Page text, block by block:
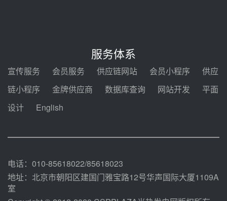
电机组灵活性改造项目三元液态盐
采购合同
迪尔化工预中标华能西安热工院
2026-2029年熔盐介质框架协议
100MW光热项目机组调试及性能
服务体系
宣传服务 会员服务 供应链网站 会员小程序
供应
链小程序
金牌供应商 数据库查询 网站开发
平面
设计
English
电话：010-85618022/85618023
地址：北京市朝阳区建国门雅宝路12号华声国际大厦1109A
室